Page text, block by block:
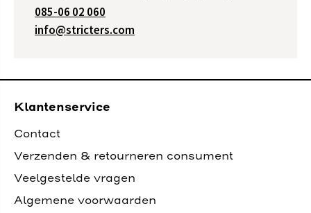
085-06 02 060
info@stricters.com
Klantenservice
Contact
Verzenden & retourneren consument
Veelgestelde vragen
Algemene voorwaarden